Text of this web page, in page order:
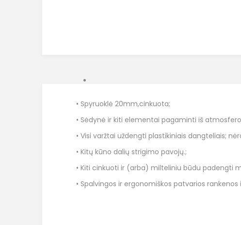
• Spyruoklė 20mm,cinkuota;
• Sėdynė ir kiti elementai pagaminti iš
• Visi varžtai uždengti plastikiniais dangteliais;
• Kitų kūno dalių strigimo pavojų.;
• Kiti cinkuoti ir (arba) milteliniu būdu padengti
• Spalvingos ir ergonomiškos patvarios